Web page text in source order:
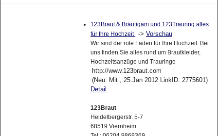
123Braut & Bräutigam und 123Trauring alles
für Ihre Hochzeit -> Vorschau
Wir sind der rote Faden für Ihre Hochzeit. Bei
uns finden Sie alles rund um Brautkleider,
Hochzeitsanzüge und Trauringe
http://www.123braut.com
(Neu: Mit , 25.Jan 2012 LinkID: 2775601)
Detail
123Braut
Heidelbergerstr. 5-7
68519 Viernheim